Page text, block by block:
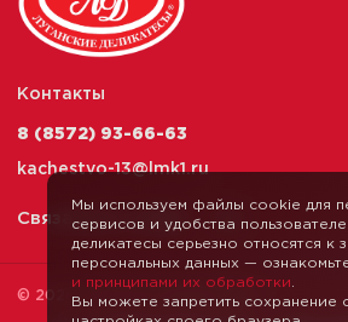
Мы используем файлы cookie для
сервисов и удобства
деликатесы серьезно относятся к
персональных данных —
и принципами их обработки
Вы можете запретить сохранение
Контакты
8 (8572) 93-66-63
kachestvo-13@lmk1.ru
Связаться с нами
© 2026 Луганские Деликатесы